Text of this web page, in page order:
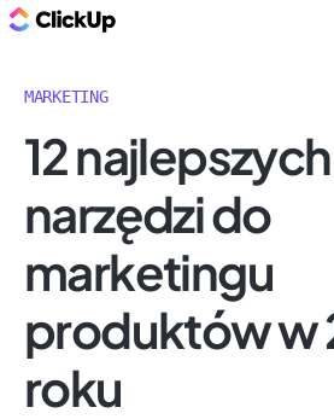
MARKETING
12 najlepszych
narzędzi do
marketingu
produktów w
roku